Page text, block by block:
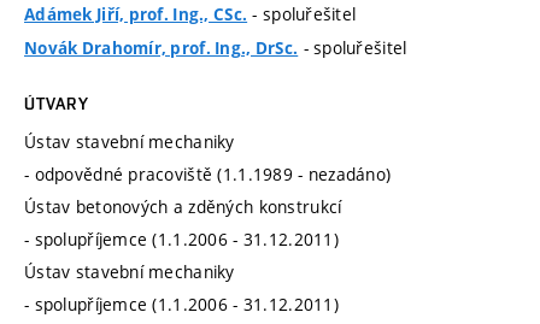
Adámek Jiří, prof. Ing., CSc. - spoluřešitel
Novák Drahomír, prof. Ing., DrSc. - spoluřešitel
ÚTVARY
Ústav stavební mechaniky
- odpovědné pracoviště (1.1.1989 - nezadáno)
Ústav betonových a zděných konstrukcí
- spolupříjemce (1.1.2006 - 31.12.2011)
Ústav stavební mechaniky
- spolupříjemce (1.1.2006 - 31.12.2011)